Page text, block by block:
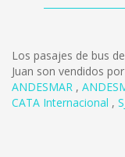
Los pasajes de bus
Juan son vendidos por
ANDESMAR ,
CATA Internacional ,